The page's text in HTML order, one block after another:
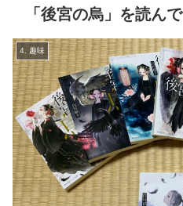
「後宮の烏」を読んで
4. 趣味